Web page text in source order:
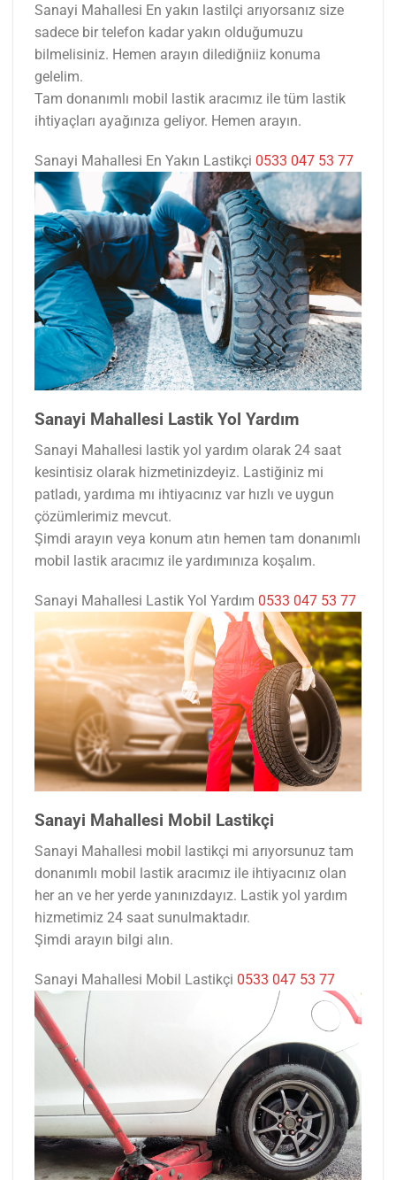
Sanayi Mahallesi En yakın lastilçi arıyorsanız size
sadece bir telefon kadar yakın olduğumuzu
bilmelisiniz. Hemen arayın dilediğniiz konuma
gelelim.
Tam donanımlı mobil lastik aracımız ile tüm lastik
ihtiyaçları ayağınıza geliyor. Hemen arayın.
Sanayi Mahallesi En Yakın Lastikçi 0533 047 53 77
Sanayi Mahallesi Lastik Yol Yardım
Sanayi Mahallesi lastik yol yardım olarak 24 saat
kesintisiz olarak hizmetinizdeyiz. Lastiğiniz mi
patladı, yardıma mı ihtiyacınız var hızlı ve uygun
çözümlerimiz mevcut.
Şimdi arayın veya konum atın hemen tam donanımlı
mobil lastik aracımız ile yardımınıza koşalım.
Sanayi Mahallesi Lastik Yol Yardım 0533 047 53 77
Sanayi Mahallesi Mobil Lastikçi
Sanayi Mahallesi mobil lastikçi mi arıyorsunuz tam
donanımlı mobil lastik aracımız ile ihtiyacınız olan
her an ve her yerde yanınızdayız. Lastik yol yardım
hizmetimiz 24 saat sunulmaktadır.
Şimdi arayın bilgi alın.
Sanayi Mahallesi Mobil Lastikçi 0533 047 53 77